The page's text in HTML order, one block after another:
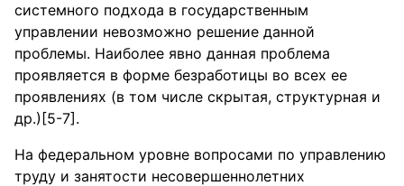
системного подхода в государственным
управлении невозможно решение данной
проблемы. Наиболее явно данная проблема
проявляется в форме безработицы во всех ее
проявлениях (в том числе скрытая, структурная и
др.)[5-7].
На федеральном уровне вопросами по управлению
труду и занятости несовершеннолетних